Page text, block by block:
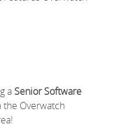
a Senior Software
the Overwatch
!